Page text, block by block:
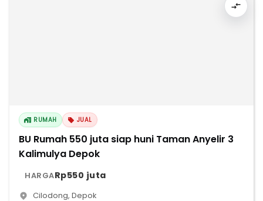
RUMAH JUAL
BU Rumah 550 juta siap huni Taman Anyelir 3
Kalimulya Depok
HARGARp550 juta
Cilodong, Depok